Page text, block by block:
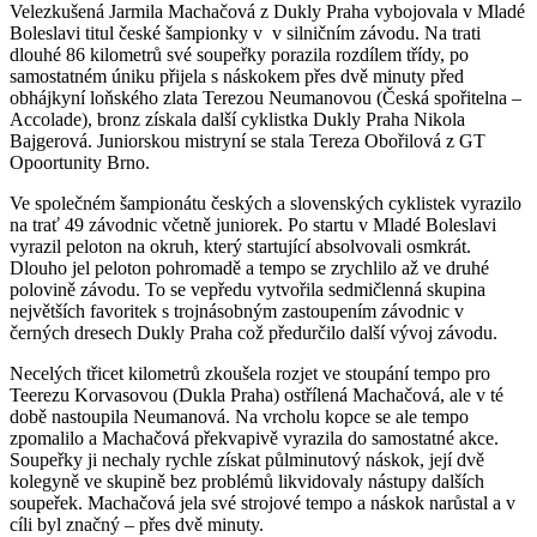
Velezkušená Jarmila Machačová z Dukly Praha vybojovala v Mladé
Boleslavi titul české šampionky v v silničním závodu. Na trati
dlouhé 86 kilometrů své soupeřky porazila rozdílem třídy, po
samostatném úniku přijela s náskokem přes dvě minuty před
obhájkyní loňského zlata Terezou Neumanovou (Česká spořitelna –
Accolade), bronz získala další cyklistka Dukly Praha Nikola
Bajgerová. Juniorskou mistryní se stala Tereza Obořilová z GT
Opoortunity Brno.
Ve společném šampionátu českých a slovenských cyklistek vyrazilo
na trať 49 závodnic včetně juniorek. Po startu v Mladé Boleslavi
vyrazil peloton na okruh, který startující absolvovali osmkrát.
Dlouho jel peloton pohromadě a tempo se zrychlilo až ve druhé
polovině závodu. To se vepředu vytvořila sedmičlenná skupina
největších favoritek s trojnásobným zastoupením závodnic v
černých dresech Dukly Praha což předurčilo další vývoj závodu.
Necelých třicet kilometrů zkoušela rozjet ve stoupání tempo pro
Teerezu Korvasovou (Dukla Praha) ostřílená Machačová, ale v té
době nastoupila Neumanová. Na vrcholu kopce se ale tempo
zpomalilo a Machačová překvapivě vyrazila do samostatné akce.
Soupeřky ji nechaly rychle získat půlminutový náskok, její dvě
kolegyně ve skupině bez problémů likvidovaly nástupy dalších
soupeřek. Machačová jela své strojové tempo a náskok narůstal a v
cíli byl značný – přes dvě minuty.